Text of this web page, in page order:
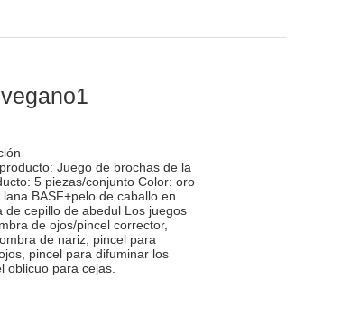
Juego de brochas de la
5 piezas/conjunto Color: oro
BASF+pelo de caballo en
cepillo de abedul Los juegos
de ojos/pincel corrector,
de nariz, pincel para
pincel para difuminar los
oblicuo para cejas.